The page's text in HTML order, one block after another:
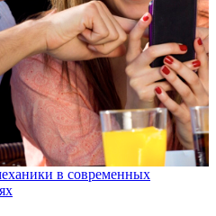
в современных